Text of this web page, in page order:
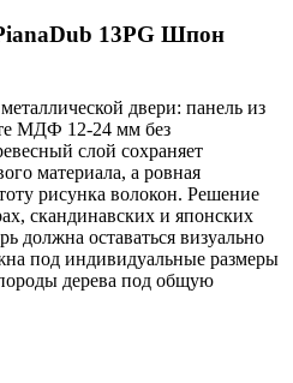
13PG Шпон
двери: панель из
МДФ 12-24 мм без
слой сохраняет
материала, а ровная
рисунка волокон. Решение
скандинавских и японских
должна оставаться визуально
под индивидуальные размеры
дерева под общую